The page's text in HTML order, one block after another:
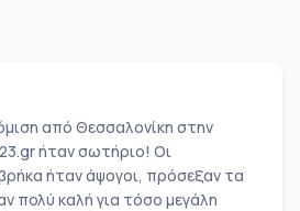
από Θεσσαλονίκη στην
ήταν σωτήριο! Οι
ήταν άψογοι, πρόσεξαν τα
πολύ καλή για τόσο μεγάλη